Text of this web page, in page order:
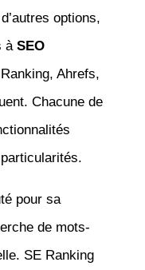
options,
à SEO
Ahrefs,
Chacune de
pour sa
de mots-
SE Ranking